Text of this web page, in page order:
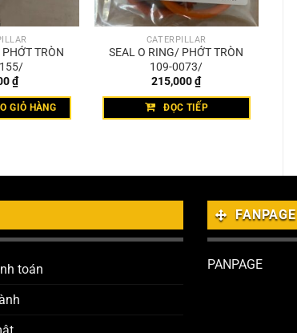
TRÒN
₫
GIỎ HÀNG
CATERPILLAR
SEAL O RING/ PHỚT TRÒN
109-0073/
215,000₫
ĐỌC TIẾP
toán
FANPAGE
PANPAGE